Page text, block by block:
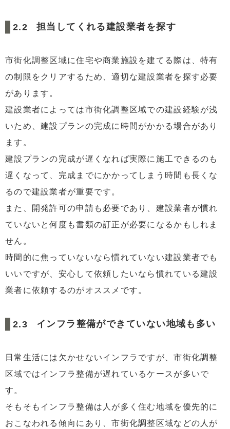
担当してくれる建設業者を探す
市街化調整区域に住宅や商業施設を建てる際は、特有
の制限をクリアするため、適切な建設業者を探す必要
があります。
建設業者によっては市街化調整区域での建設経験が浅
いため、建設プランの完成に時間がかかる場合があり
ます。
建設プランの完成が遅くなれば実際に施工できるのも
遅くなって、完成までにかかってしまう時間も長くな
るので建設業者が重要です。
また、開発許可の申請も必要であり、建設業者が慣れ
ていないと何度も書類の訂正が必要になるかもしれま
せん。
時間的に焦っていないなら慣れていない建設業者でも
いいですが、安心して依頼したいなら慣れている建設
業者に依頼するのがオススメです。
インフラ整備ができていない地域も多い
日常生活には欠かせないインフラですが、市街化調整
区域ではインフラ整備が遅れているケースが多いで
す。
そもそもインフラ整備は人が多く住む地域を優先的に
おこなわれる傾向にあり、市街化調整区域などの人が